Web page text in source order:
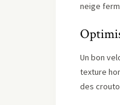
neige
Un bon
texture
des